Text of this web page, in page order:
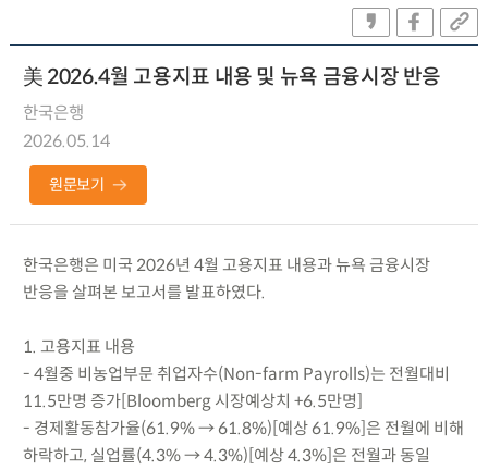
美 2026.4월 고용지표 내용 및 뉴욕 금융시장 반응
한국은행
2026.05.14
원문보기
한국은행은 미국 2026년 4월 고용지표 내용과 뉴욕 금융시장
반응을 살펴본 보고서를 발표하였다.
1. 고용지표 내용
- 4월중 비농업부문 취업자수(Non-farm Payrolls)는 전월대비
11.5만명 증가[Bloomberg 시장예상치 +6.5만명]
- 경제활동참가율(61.9% → 61.8%)[예상 61.9%]은 전월에 비해
하락하고, 실업률(4.3% → 4.3%)[예상 4.3%]은 전월과 동일